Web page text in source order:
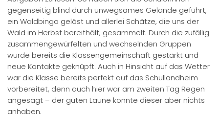
gegenseitig blind durch unwegsames Gelände geführt,
ein Waldbingo gelöst und allerlei Schätze, die uns der
Wald im Herbst bereithält, gesammelt. Durch die zufällig
zusammengewürfelten und wechselnden Gruppen
wurde bereits die Klassengemeinschaft gestärkt und
neue Kontakte geknüpft. Auch in Hinsicht auf das Wetter
war die Klasse bereits perfekt auf das Schullandheim
vorbereitet, denn auch hier war am zweiten Tag Regen
angesagt – der guten Laune konnte dieser aber nichts
anhaben.